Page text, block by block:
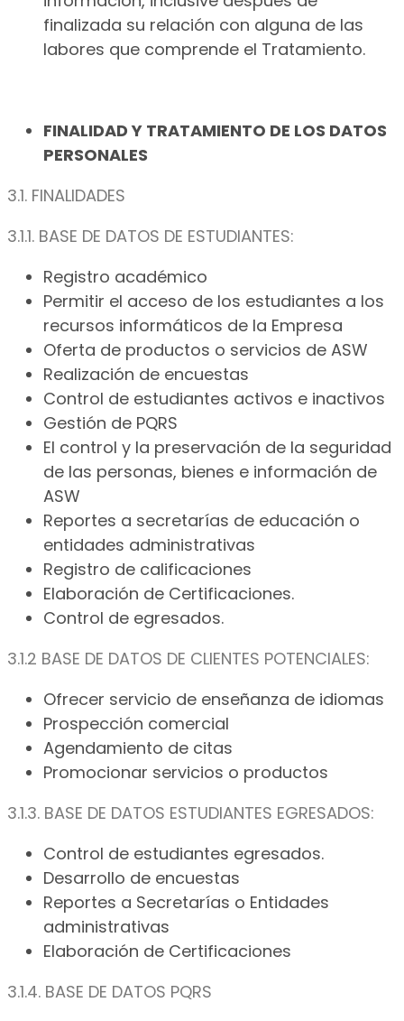
finalizada su relación con alguna de las
labores que comprende el Tratamiento.
FINALIDAD Y TRATAMIENTO DE LOS DATOS
PERSONALES
3.1. FINALIDADES
3.1.1. BASE DE DATOS DE ESTUDIANTES:
Registro académico
Permitir el acceso de los estudiantes a los
recursos informáticos de la Empresa
Oferta de productos o servicios de ASW
Realización de encuestas
Control de estudiantes activos e inactivos
Gestión de PQRS
El control y la preservación de la seguridad
de las personas, bienes e información de
ASW
Reportes a secretarías de educación o
entidades administrativas
Registro de calificaciones
Elaboración de Certificaciones.
Control de egresados.
3.1.2 BASE DE DATOS DE CLIENTES POTENCIALES:
Ofrecer servicio de enseñanza de idiomas
Prospección comercial
Agendamiento de citas
Promocionar servicios o productos
3.1.3. BASE DE DATOS ESTUDIANTES EGRESADOS:
Control de estudiantes egresados.
Desarrollo de encuestas
Reportes a Secretarías o Entidades
administrativas
Elaboración de Certificaciones
3.1.4. BASE DE DATOS PQRS